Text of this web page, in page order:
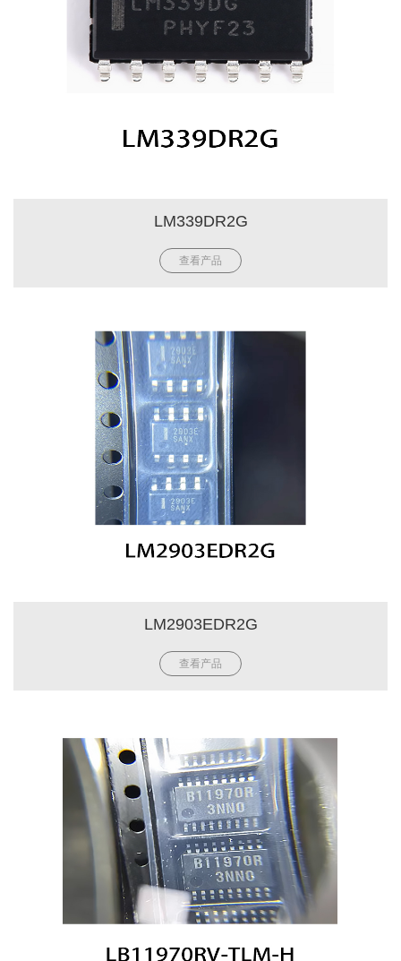
LM339DR2G
查看产品
LM2903EDR2G
查看产品